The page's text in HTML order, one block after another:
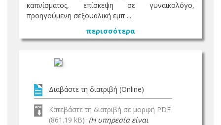
καπνίσματος, επίσκεψη σε γυναικολόγο,
προηγούμενη σεξουαλική εμπ ...
περισσότερα
Διαβάστε τη διατριβή (Online)
Κατεβάστε τη διατριβή σε μορφή PDF
(861.19 kB) (Η υπηρεσία είναι